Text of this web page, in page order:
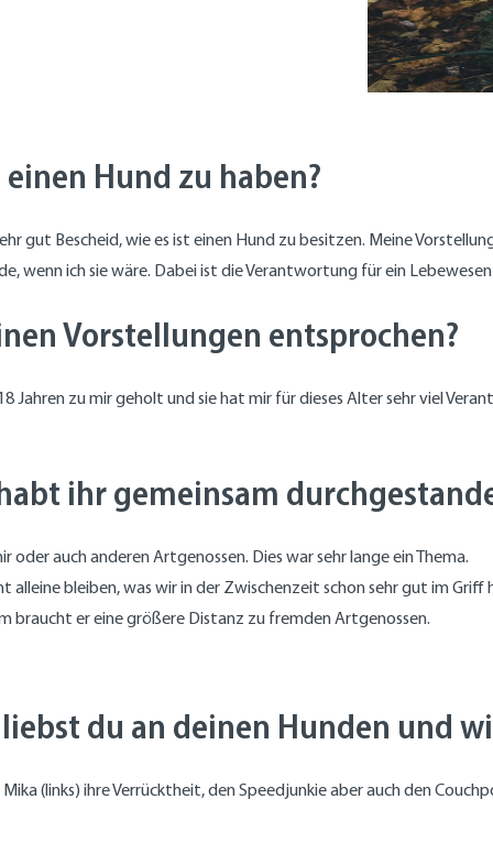
Hund zu haben?
gut Bescheid, wie es ist einen Hund zu besitzen. Meine
wenn ich sie wäre. Dabei ist die Verantwortung für ein
Vorstellungen entsprochen?
Jahren zu mir geholt und sie hat mir für dieses Alter sehr viel
ihr gemeinsam
auch anderen Artgenossen. Dies war sehr lange ein Thema.
alleine bleiben, was wir in der Zwischenzeit schon sehr gut im
braucht er eine größere Distanz zu fremden Artgenossen.
liebst du an deinen Hunden und
Mika (links) ihre Verrücktheit, den Speedjunkie aber auch den